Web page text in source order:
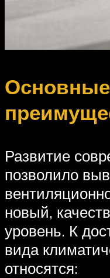
Основные
Развитие
позволило
новый,
уровень. К
вида
относятся: